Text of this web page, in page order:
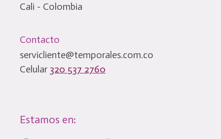
Cali - Colombia
Contacto
servicliente@temporales.com.co
Celular 320 537 2760
Estamos en: